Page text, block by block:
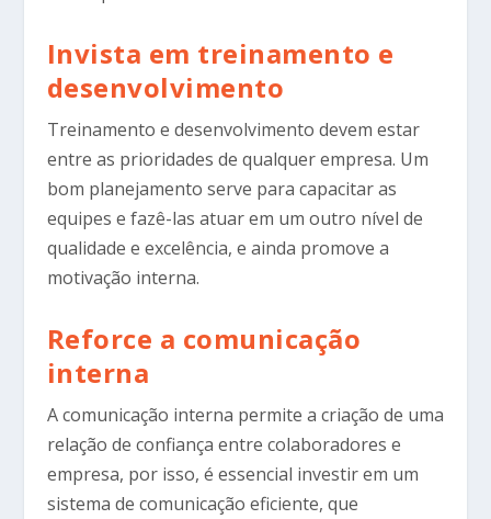
Invista em treinamento e
desenvolvimento
Treinamento e desenvolvimento devem estar
entre as prioridades de qualquer empresa. Um
bom planejamento serve para capacitar as
equipes e fazê-las atuar em um outro nível de
qualidade e excelência, e ainda promove a
motivação interna.
Reforce a comunicação
interna
A comunicação interna permite a criação de uma
relação de confiança entre colaboradores e
empresa, por isso, é essencial investir em um
sistema de comunicação eficiente, que